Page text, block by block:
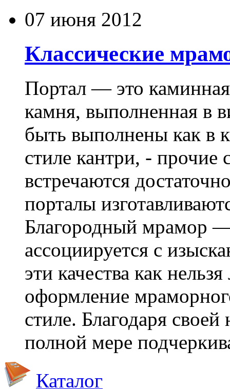
07 июня 2012
Классические
Портал — это
камня, выполненная в
быть выполнены как в
стиле кантри, - прочие
встречаются
порталы
Благородный мрамор —
ассоциируется с
эти качества как
оформление
стиле. Благодаря
полной мере
Каталог